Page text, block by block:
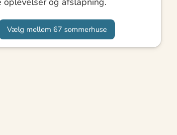
Vælg mellem 67 sommerhuse